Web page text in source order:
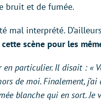
bruit et de fumée.
mal interprété.
scène pour les
en particulier. Il disait : «
de moi. Finalement, j’ai
blanche qui en sort. Je